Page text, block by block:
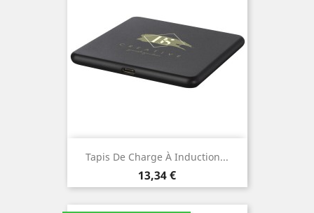
Tapis De Charge À Induction...
Prix
13,34 €